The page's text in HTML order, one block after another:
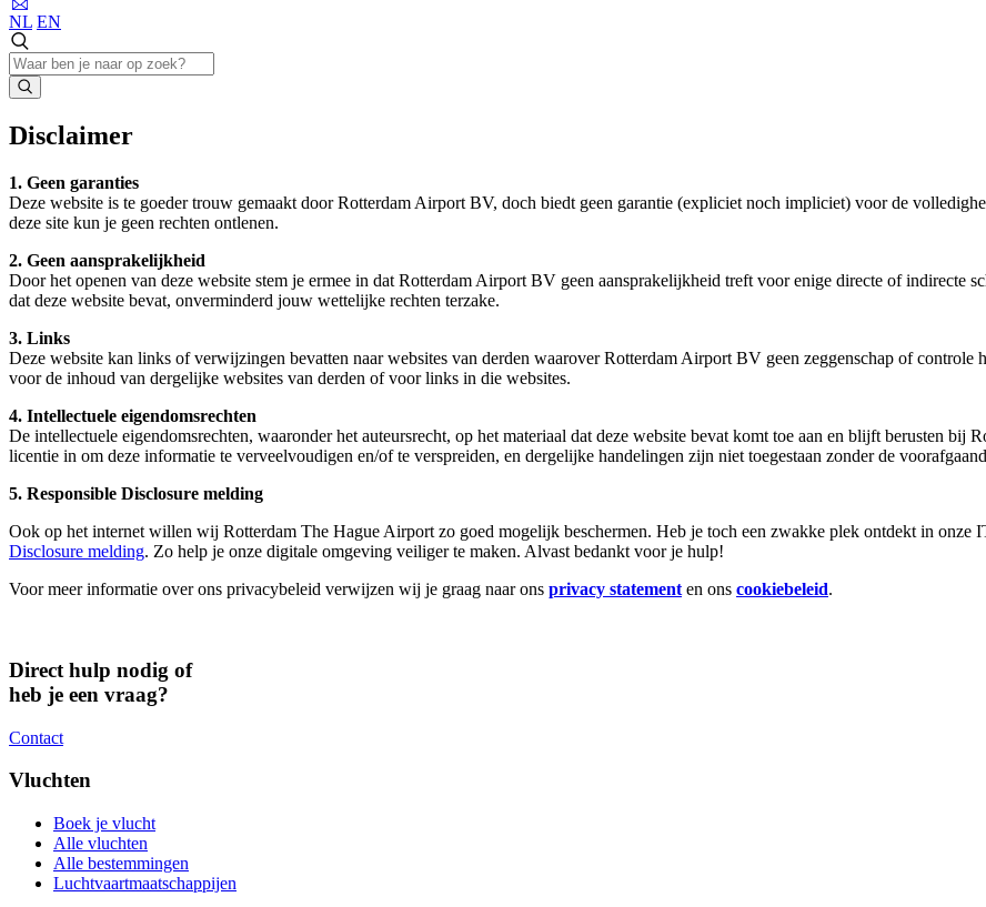
NL EN
Disclaimer
1. Geen garanties
Deze website is te goeder trouw gemaakt door Rotterdam Airport BV, doch biedt geen garantie (expliciet noch impliciet) voor de
deze site kun je geen rechten ontlenen.
2. Geen aansprakelijkheid
Door het openen van deze website stem je ermee in dat Rotterdam Airport BV geen aansprakelijkheid treft voor enige directe of indirecte
dat deze website bevat, onverminderd jouw wettelijke rechten terzake.
3. Links
Deze website kan links of verwijzingen bevatten naar websites van derden waarover Rotterdam Airport BV geen zeggenschap of
voor de inhoud van dergelijke websites van derden of voor links in die websites.
4. Intellectuele eigendomsrechten
De intellectuele eigendomsrechten, waaronder het auteursrecht, op het materiaal dat deze website bevat komt toe aan en blijft berusten
licentie in om deze informatie te verveelvoudigen en/of te verspreiden, en dergelijke handelingen zijn niet toegestaan zonder de
5. Responsible Disclosure melding
Ook op het internet willen wij Rotterdam The Hague Airport zo goed mogelijk beschermen. Heb je toch een zwakke plek ontdekt in onze
Disclosure melding. Zo help je onze digitale omgeving veiliger te maken. Alvast bedankt voor je hulp!
Voor meer informatie over ons privacybeleid verwijzen wij je graag naar ons privacy statement en ons cookiebeleid.
Direct hulp nodig of
heb je een vraag?
Contact
Vluchten
Boek je vlucht
Alle vluchten
Alle bestemmingen
Luchtvaartmaatschappijen